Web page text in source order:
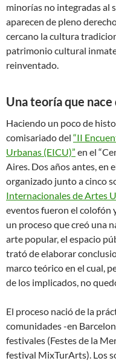
minorías no integradas al
aparecen de pleno
cercano la cultura
patrimonio cultural
reinventado.
Una teoría que
Haciendo un poco de
comisariado del “II
Urbanas (EICU)” en el
Aires. Dos años antes, en
organizado junto a cinco
Internacionales de Artes
eventos fueron el colofón
un proceso que creó una
arte popular, el espacio
trató de elaborar
marco teórico en el cual,
de los implicados, no
El proceso nació de la
comunidades -en
festivales (Festes de la
festival MixTurArts). Los